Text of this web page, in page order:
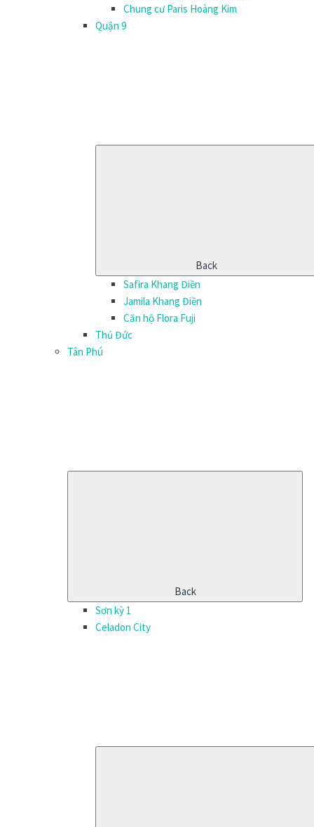
Chung cư Paris Hoàng Kim
Quận 9
Back
Safira Khang Điền
Jamila Khang Điền
Căn hộ Flora Fuji
Thủ Đức
Tân Phú
Back
Sơn kỳ 1
Celadon City